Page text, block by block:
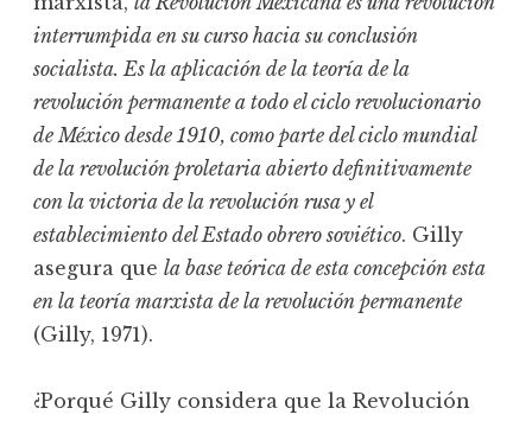
interrumpida en su curso hacia su conclusión
socialista. Es la aplicación de la teoría de la
revolución permanente a todo el ciclo revolucionario
de México desde 1910, como parte del ciclo mundial
de la revolución proletaria abierto definitivamente
con la victoria de la revolución rusa y el
establecimiento del Estado obrero soviético. Gilly
asegura que la base teórica de esta concepción esta
en la teoría marxista de la revolución permanente
(Gilly, 1971).
¿Porqué Gilly considera que la Revolución